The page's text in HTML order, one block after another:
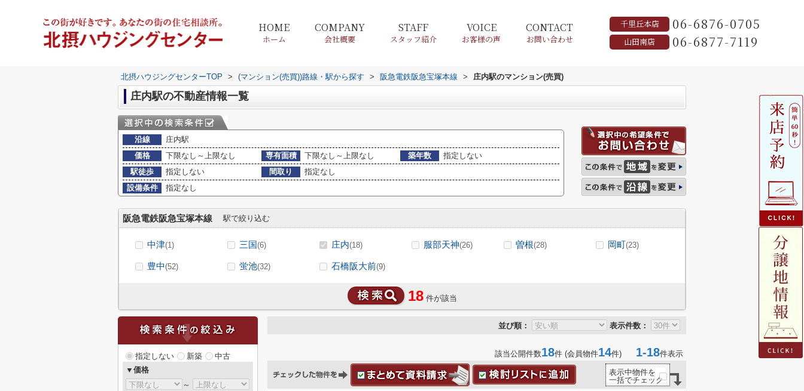
HOME
ホーム
COMPANY
会社概要
STAFF
スタッフ紹介
VOICE
お客様の声
CONTACT
お問い合わせ
千里丘本店 06-6876-0705
山田南店 06-6877-7119
北摂ハウジングセンターTOP > (マンション(売買))路線・駅から探す > 阪急電鉄阪急宝塚本線 > 庄内駅のマンション(売買)
庄内駅の不動産情報一覧
沿線
庄内駅
価格
下限なし～上限なし 専有面積 下限なし～上限なし 築年数
指定しない
駅徒歩
指定しない 間取り
指定なし
設備条件
指定なし
阪急電鉄阪急宝塚本線 駅で絞り込む
中津(1) 三国(6) 庄内(18) 服部天神(26) 曽根(28) 岡町(23)
豊中(52) 蛍池(32) 石橋阪大前(9)
18 件が該当
並び順： 表示件数：
該当公開件数18件 (会員物件14件) 1-18件表示
表示中物件を
一括でチェック
指定しない 新築
中古
▼価格
～